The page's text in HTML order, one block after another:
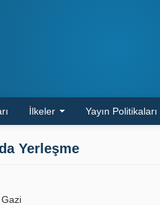
İlkeler Yayın Politikaları
Yerleşme